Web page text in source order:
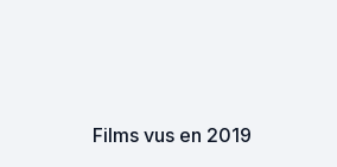
Films vus en 2019